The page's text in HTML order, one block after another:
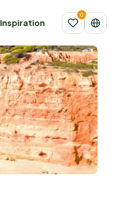
Inspiration